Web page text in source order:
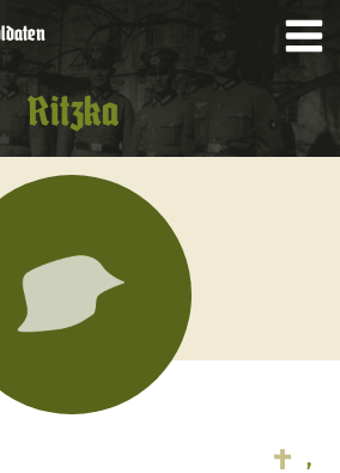
Ritzka
,